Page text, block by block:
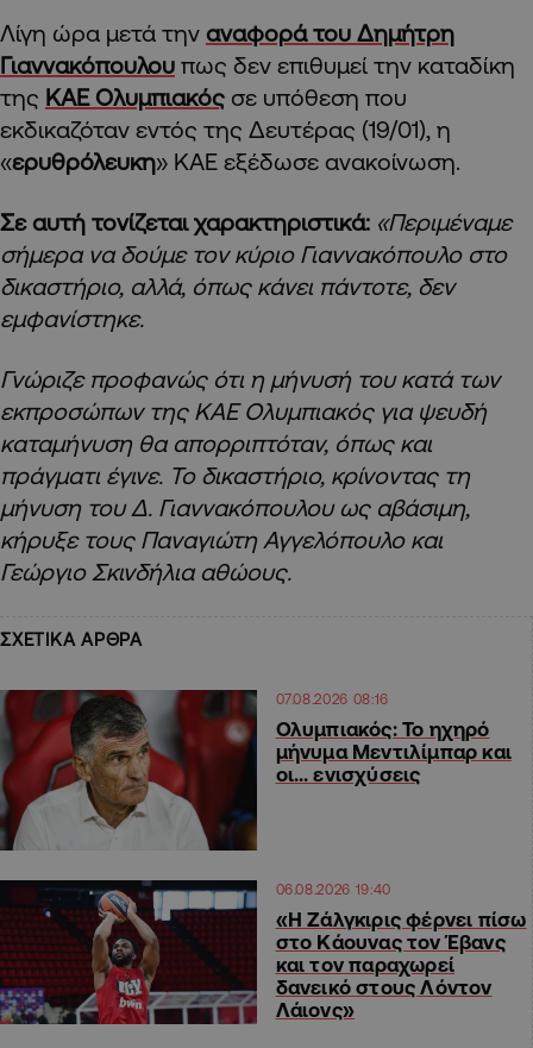
Λίγη ώρα μετά την αναφορά του Δημήτρη
Γιαννακόπουλου πως δεν επιθυμεί την καταδίκη
της ΚΑΕ Ολυμπιακός σε υπόθεση που
εκδικαζόταν εντός της Δευτέρας (19/01), η
«ερυθρόλευκη» ΚΑΕ εξέδωσε ανακοίνωση.
Σε αυτή τονίζεται χαρακτηριστικά: «Περιμέναμε
σήμερα να δούμε τον κύριο Γιαννακόπουλο στο
δικαστήριο, αλλά, όπως κάνει πάντοτε, δεν
εμφανίστηκε.
Γνώριζε προφανώς ότι η μήνυσή του κατά των
εκπροσώπων της ΚΑΕ Ολυμπιακός για ψευδή
καταμήνυση θα απορριπτόταν, όπως και
πράγματι έγινε. Το δικαστήριο, κρίνοντας τη
μήνυση του Δ. Γιαννακόπουλου ως αβάσιμη,
κήρυξε τους Παναγιώτη Αγγελόπουλο και
Γεώργιο Σκινδήλια αθώους.
ΣΧΕΤΙΚΑ ΑΡΘΡΑ
07.08.2026 08:16
Ολυμπιακός: Το ηχηρό
μήνυμα Μεντιλίμπαρ και
οι… ενισχύσεις
06.08.2026 19:40
«Η Ζάλγκιρις φέρνει πίσω
στο Κάουνας τον Έβανς
και τον παραχωρεί
δανεικό στους Λόντον
Λάιονς»